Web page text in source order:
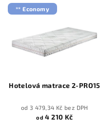
p
ý
** Economy
Hotelová matrace 2-PRO15
od 3 479,34 Kč bez DPH
od 4 210 Kč